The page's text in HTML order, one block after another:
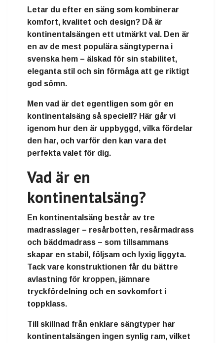
Letar du efter en säng som kombinerar
komfort, kvalitet och design? Då är
kontinentalsängen ett utmärkt val. Den är
en av de mest populära sängtyperna i
svenska hem – älskad för sin stabilitet,
eleganta stil och sin förmåga att ge riktigt
god sömn.
Men vad är det egentligen som gör en
kontinentalsäng så speciell? Här går vi
igenom hur den är uppbyggd, vilka fördelar
den har, och varför den kan vara det
perfekta valet för dig.
Vad är en
kontinentalsäng?
En kontinentalsäng består av tre
madrasslager – resårbotten, resårmadrass
och bäddmadrass – som tillsammans
skapar en stabil, följsam och lyxig liggyta.
Tack vare konstruktionen får du bättre
avlastning för kroppen, jämnare
tryckfördelning och en sovkomfort i
toppklass.
Till skillnad från enklare sängtyper har
kontinentalsängen ingen synlig ram, vilket